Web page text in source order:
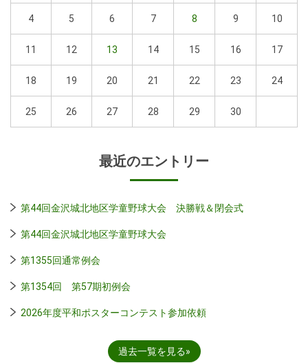
4 5 6 7 8 9 10
11 12 13 14 15 16 17
18 19 20 21 22 23 24
25 26 27 28 29 30
最近のエントリー
第44回金沢城北地区学童野球大会 決勝戦＆閉会式
第44回金沢城北地区学童野球大会
第1355回通常例会
第1354回 第57期初例会
2026年度平和ポスターコンテスト参加依頼
過去一覧を見る